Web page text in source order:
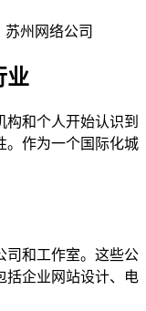
苏州网络公司
业
构和个人开始认识到
。作为一个国际化城
司和工作室。这些公
括企业网站设计、电